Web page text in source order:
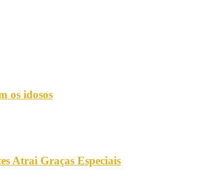
os idosos
Atrai Graças Especiais